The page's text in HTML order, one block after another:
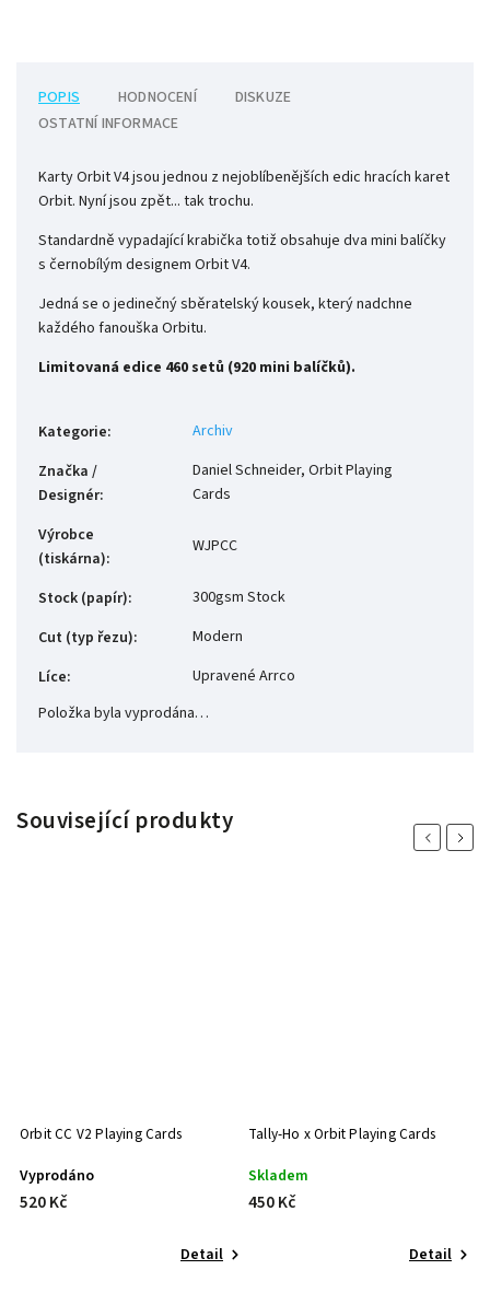
POPIS HODNOCENÍ
DISKUZE
OSTATNÍ INFORMACE
Karty Orbit V4 jsou jednou z nejoblíbenějších edic hracích karet
Orbit. Nyní jsou zpět... tak trochu.
Standardně vypadající krabička totiž obsahuje dva mini balíčky
s černobílým designem Orbit V4.
Jedná se o jedinečný sběratelský kousek, který nadchne
každého fanouška Orbitu.
Limitovaná edice 460 setů (920 mini balíčků).
Kategorie:
Archiv
Značka /
Designér:
Daniel Schneider, Orbit Playing
Cards
Výrobce
(tiskárna):
WJPCC
Stock (papír):
300gsm Stock
Cut (typ řezu):
Modern
Líce:
Upravené Arrco
Položka byla vyprodána…
Související produkty
Previous
Orbit CC V2 Playing Cards
Vyprodáno
520 Kč
Detail
Tally-Ho x Orbit Playing Cards
Skladem
450 Kč
Detail
Next